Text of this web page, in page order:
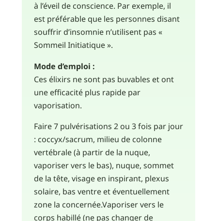
à l’éveil de conscience. Par exemple, il
est préférable que les personnes disant
souffrir d’insomnie n’utilisent pas «
Sommeil Initiatique ».
Mode d’emploi :
Ces élixirs ne sont pas buvables et ont
une efficacité plus rapide par
vaporisation.
Faire 7 pulvérisations 2 ou 3 fois par jour
: coccyx/sacrum, milieu de colonne
vertébrale (à partir de la nuque,
vaporiser vers le bas), nuque, sommet
de la tête, visage en inspirant, plexus
solaire, bas ventre et éventuellement
zone la concernée.Vaporiser vers le
corps habillé (ne pas changer de